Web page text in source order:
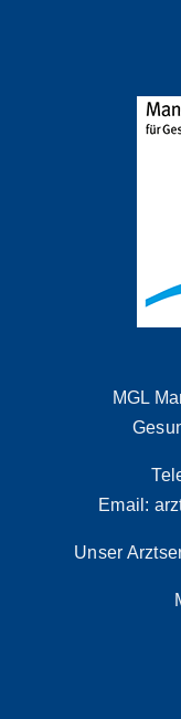
MGL
Email:
Unser